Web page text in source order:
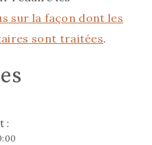
sur la façon dont les
sont traitées.
: